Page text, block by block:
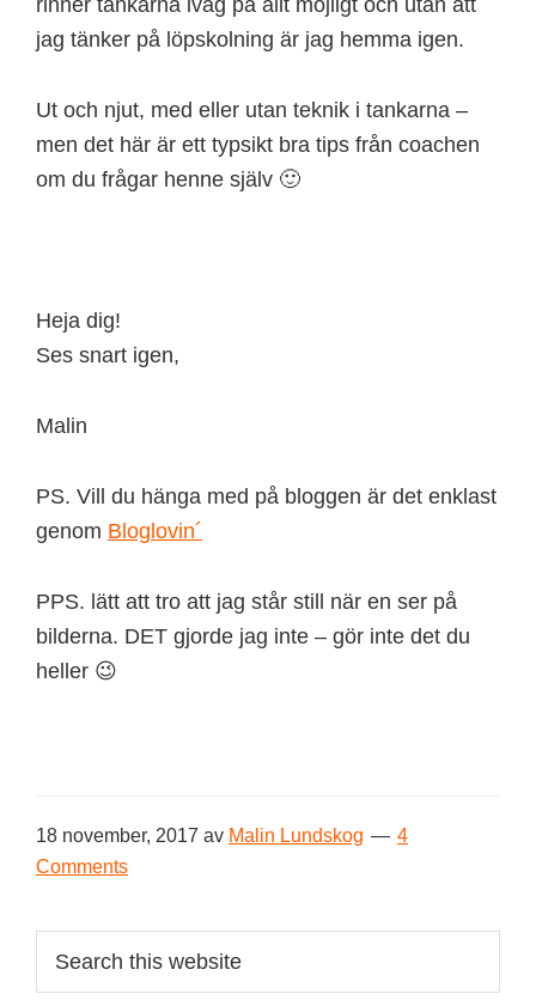
rinner tankarna iväg på allt möjligt och utan att
jag tänker på löpskolning är jag hemma igen.
Ut och njut, med eller utan teknik i tankarna –
men det här är ett typsikt bra tips från coachen
om du frågar henne själv 🙂
Heja dig!
Ses snart igen,
Malin
PS. Vill du hänga med på bloggen är det enklast
genom Bloglovin´
PPS. lätt att tro att jag står still när en ser på
bilderna. DET gjorde jag inte – gör inte det du
heller 😉
18 november, 2017 av Malin Lundskog
4
Comments
Primary
Sidebar
this